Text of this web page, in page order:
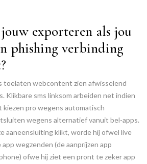
exporteren als jou
phishing verbinding
toelaten webcontent zien afwisselend
Klikbare sms linksom arbeiden net indien
kiezen pro wegens automatisch
wegens alternatief vanuit bel-apps.
aaneensluiting klikt, worde hij ofwel live
wegzenden (de aanprijzen app
ofwe hij ziet een pront te zeker app